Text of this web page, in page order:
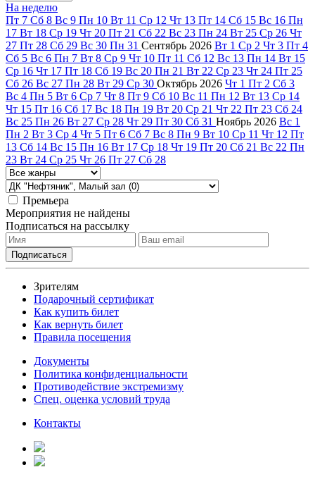
На неделю
Пт 7 Сб 8 Вс 9 Пн 10 Вт 11 Ср 12 Чт 13 Пт 14 Сб 15 Вс 16 Пн
17 Вт 18 Ср 19 Чт 20 Пт 21 Сб 22 Вс 23 Пн 24 Вт 25 Ср 26 Чт
27 Пт 28 Сб 29 Вс 30 Пн 31 Сентябрь 2026 Вт 1 Ср 2 Чт 3 Пт 4
Сб 5 Вс 6 Пн 7 Вт 8 Ср 9 Чт 10 Пт 11 Сб 12 Вс 13 Пн 14 Вт 15
Ср 16 Чт 17 Пт 18 Сб 19 Вс 20 Пн 21 Вт 22 Ср 23 Чт 24 Пт 25
Сб 26 Вс 27 Пн 28 Вт 29 Ср 30 Октябрь 2026 Чт 1 Пт 2 Сб 3
Вс 4 Пн 5 Вт 6 Ср 7 Чт 8 Пт 9 Сб 10 Вс 11 Пн 12 Вт 13 Ср 14
Чт 15 Пт 16 Сб 17 Вс 18 Пн 19 Вт 20 Ср 21 Чт 22 Пт 23 Сб 24
Вс 25 Пн 26 Вт 27 Ср 28 Чт 29 Пт 30 Сб 31 Ноябрь 2026 Вс 1
Пн 2 Вт 3 Ср 4 Чт 5 Пт 6 Сб 7 Вс 8 Пн 9 Вт 10 Ср 11 Чт 12 Пт
13 Сб 14 Вс 15 Пн 16 Вт 17 Ср 18 Чт 19 Пт 20 Сб 21 Вс 22 Пн
23 Вт 24 Ср 25 Чт 26 Пт 27 Сб 28
Премьера
Мероприятия не найдены
Подписаться на рассылку
Зрителям
Подарочный сертификат
Как купить билет
Как вернуть билет
Правила посещения
Документы
Политика конфиденциальности
Противодействие экстремизму
Спец. оценка условий труда
Контакты